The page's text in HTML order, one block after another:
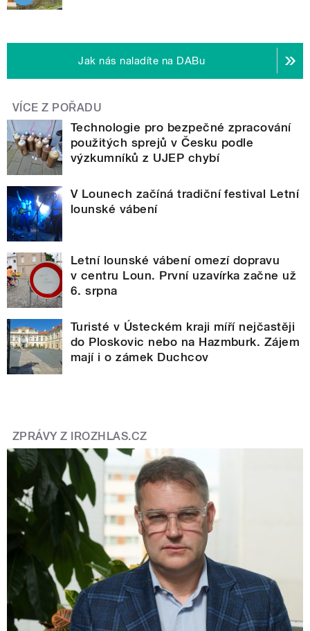
Jak nás naladíte na DABu
VÍCE Z POŘADU
Technologie pro bezpečné zpracování
použitých sprejů v Česku podle
výzkumníků z UJEP chybí
V Lounech začíná tradiční festival Letní
lounské vábení
Letní lounské vábení omezí dopravu
v centru Loun. První uzavírka začne už
6. srpna
Turisté v Ústeckém kraji míří nejčastěji
do Ploskovic nebo na Hazmburk. Zájem
mají i o zámek Duchcov
ZPRÁVY Z IROZHLAS.CZ